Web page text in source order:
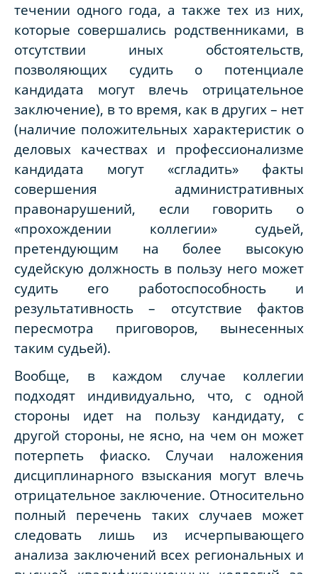
течении одного года, а также тех из них,
которые совершались родственниками, в
отсутствии иных обстоятельств,
позволяющих судить о потенциале
кандидата могут влечь отрицательное
заключение), в то время, как в других – нет
(наличие положительных характеристик о
деловых качествах и профессионализме
кандидата могут «сгладить» факты
совершения административных
правонарушений, если говорить о
«прохождении коллегии» судьей,
претендующим на более высокую
судейскую должность в пользу него может
судить его работоспособность и
результативность – отсутствие фактов
пересмотра приговоров, вынесенных
таким судьей).
Вообще, в каждом случае коллегии
подходят индивидуально, что, с одной
стороны идет на пользу кандидату, с
другой стороны, не ясно, на чем он может
потерпеть фиаско. Случаи наложения
дисциплинарного взыскания могут влечь
отрицательное заключение. Относительно
полный перечень таких случаев может
следовать лишь из исчерпывающего
анализа заключений всех региональных и